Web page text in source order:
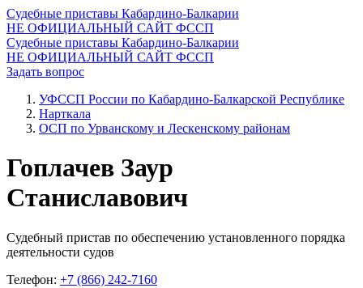
Судебные приставы Кабардино-Балкарии
НЕ ОФИЦИАЛЬНЫЙ САЙТ ФССП
Судебные приставы Кабардино-Балкарии
НЕ ОФИЦИАЛЬНЫЙ САЙТ ФССП
Задать вопрос
УФССП России по Кабардино-Балкарской Республике
Нарткала
ОСП по Урванскому и Лескенскому районам
Гоплачев Заур
Станиславович
Судебный пристав по обеспечению установленного порядка
деятельности судов
Телефон: +7 (866) 242-7160